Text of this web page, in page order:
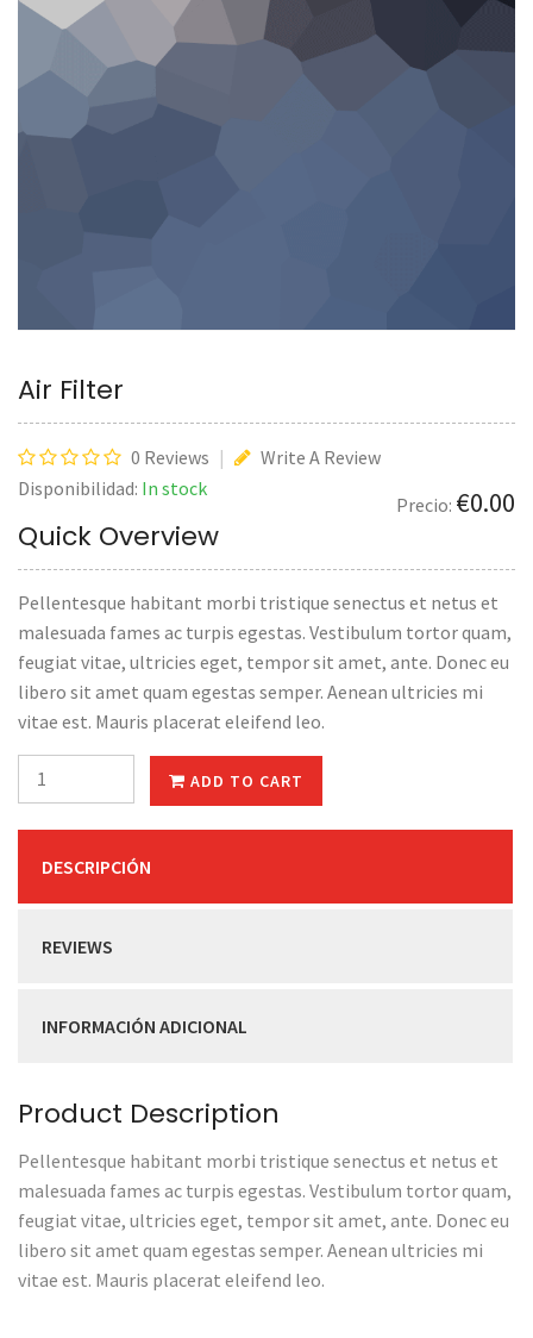
Air Filter
0 Reviews |
Write A Review
Precio: €0.00
Disponibilidad: In stock
Quick Overview
Pellentesque habitant morbi tristique senectus et netus et
malesuada fames ac turpis egestas. Vestibulum tortor quam,
feugiat vitae, ultricies eget, tempor sit amet, ante. Donec eu
libero sit amet quam egestas semper. Aenean ultricies mi
vitae est. Mauris placerat eleifend leo.
ADD TO CART
DESCRIPCIÓN
REVIEWS
INFORMACIÓN ADICIONAL
Product Description
Pellentesque habitant morbi tristique senectus et netus et
malesuada fames ac turpis egestas. Vestibulum tortor quam,
feugiat vitae, ultricies eget, tempor sit amet, ante. Donec eu
libero sit amet quam egestas semper. Aenean ultricies mi
vitae est. Mauris placerat eleifend leo.